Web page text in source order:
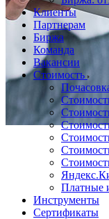
Клиенты
Партнерам
Биржа
Команда
Вакансии
Стоимость
Платные
Инструменты
Сертификаты